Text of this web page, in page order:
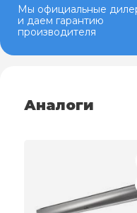
Мы официальные
и даем гарантию
производителя
Аналоги